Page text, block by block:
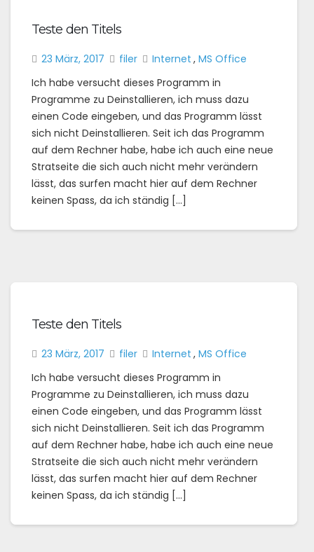
Teste den Titels
23 März, 2017 filer Internet , MS Office
Ich habe versucht dieses Programm in
Programme zu Deinstallieren, ich muss dazu
einen Code eingeben, und das Programm lässt
sich nicht Deinstallieren. Seit ich das Programm
auf dem Rechner habe, habe ich auch eine neue
Stratseite die sich auch nicht mehr verändern
lässt, das surfen macht hier auf dem Rechner
keinen Spass, da ich ständig […]
Teste den Titels
23 März, 2017 filer Internet , MS Office
Ich habe versucht dieses Programm in
Programme zu Deinstallieren, ich muss dazu
einen Code eingeben, und das Programm lässt
sich nicht Deinstallieren. Seit ich das Programm
auf dem Rechner habe, habe ich auch eine neue
Stratseite die sich auch nicht mehr verändern
lässt, das surfen macht hier auf dem Rechner
keinen Spass, da ich ständig […]